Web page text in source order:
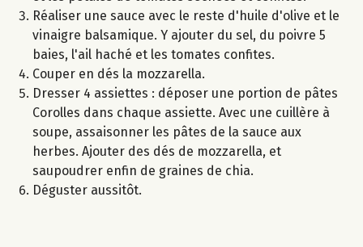
Réaliser une sauce avec le reste d'huile d'olive et le
vinaigre balsamique. Y ajouter du sel, du poivre 5
baies, l'ail haché et les tomates confites.
Couper en dés la mozzarella.
Dresser 4 assiettes : déposer une portion de pâtes
Corolles dans chaque assiette. Avec une cuillère à
soupe, assaisonner les pâtes de la sauce aux
herbes. Ajouter des dés de mozzarella, et
saupoudrer enfin de graines de chia.
Déguster aussitôt.